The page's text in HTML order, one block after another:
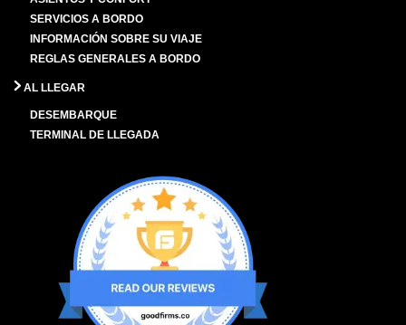
SERVICIOS A BORDO
INFORMACIÓN SOBRE SU VIAJE
REGLAS GENERALES A BORDO
AL LLEGAR
DESEMBARQUE
TERMINAL DE LLEGADA